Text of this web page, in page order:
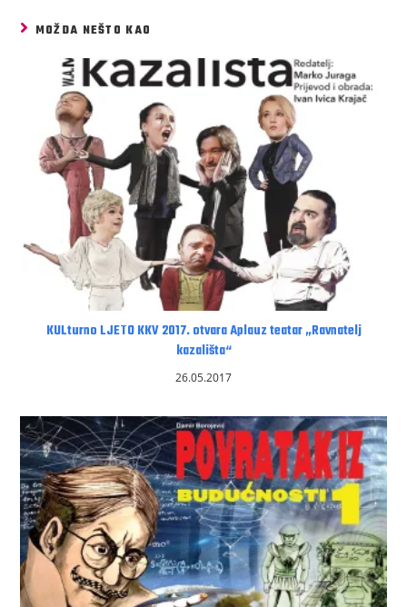
MOŽDA NEŠTO KAO
KULturno LJETO KKV 2017. otvara Aplauz teatar „Ravnatelj
kazališta“
26.05.2017